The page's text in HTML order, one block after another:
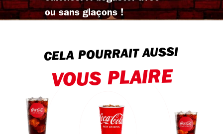
ou sans glaçons !
CELA POURRAIT AUSSI
VOUS PLAIRE